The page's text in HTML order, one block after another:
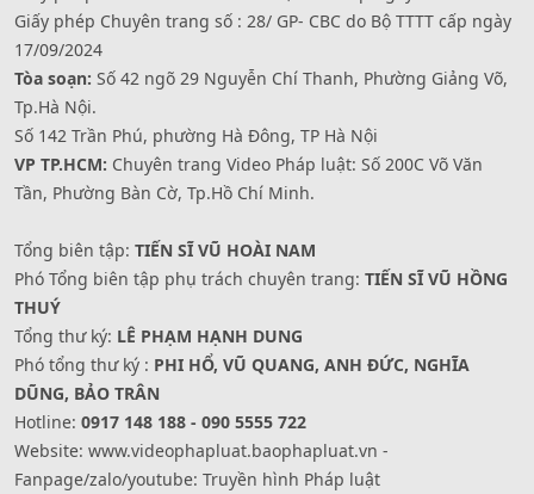
Giấy phép Chuyên trang số : 28/ GP- CBC do Bộ TTTT cấp ngày
17/09/2024
Tòa soạn: Số 42 ngõ 29 Nguyễn Chí Thanh, Phường Giảng Võ,
Tp.Hà Nội.
Số 142 Trần Phú, phường Hà Đông, TP Hà Nội
VP TP.HCM: Chuyên trang Video Pháp luật: Số 200C Võ Văn
Tần, Phường Bàn Cờ, Tp.Hồ Chí Minh.
Tổng biên tập: TIẾN SĨ VŨ HOÀI NAM
Phó Tổng biên tập phụ trách chuyên trang: TIẾN SĨ VŨ HỒNG
THUÝ
Tổng thư ký: LÊ PHẠM HẠNH DUNG
Phó tổng thư ký : PHI HỔ, VŨ QUANG, ANH ĐỨC, NGHĨA
DŨNG, BẢO TRÂN
Hotline: 0917 148 188 - 090 5555 722
Website: www.videophapluat.baophapluat.vn -
Fanpage/zalo/youtube: Truyền hình Pháp luật